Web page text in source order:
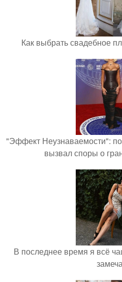
Как выбрать свадебное
"Эффект Неузнаваемости":
вызвал споры о
В последнее время я всё